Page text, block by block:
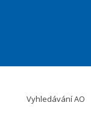
Vyhledávání AO